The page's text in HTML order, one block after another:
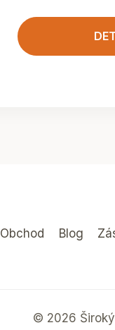
Obchod Blog
© 2026